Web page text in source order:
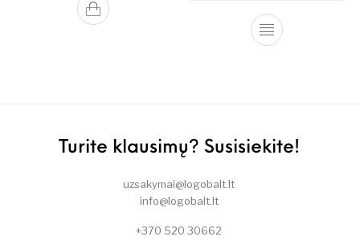
Turite klausimų? Susisiekite!
uzsakymai@logobalt.lt
info@logobalt.lt
+370 520 30662